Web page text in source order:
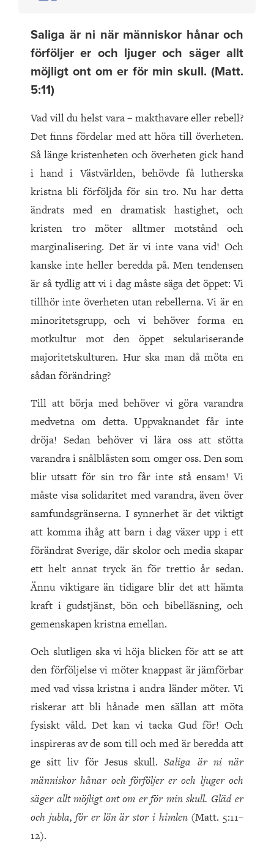
Saliga är ni när människor hånar och
förföljer er och ljuger och säger allt
möjligt ont om er för min skull. (Matt.
5:11)
Vad vill du helst vara – makthavare eller rebell?
Det finns fördelar med att höra till överheten.
Så länge kristenheten och överheten gick hand
i hand i Västvärlden, behövde få lutherska
kristna bli förföljda för sin tro. Nu har detta
ändrats med en dramatisk hastighet, och
kristen tro möter alltmer motstånd och
marginalisering. Det är vi inte vana vid! Och
kanske inte heller beredda på. Men tendensen
är så tydlig att vi i dag måste säga det öppet: Vi
tillhör inte överheten utan rebellerna. Vi är en
minoritetsgrupp, och vi behöver forma en
motkultur mot den öppet sekulariserande
majoritetskulturen. Hur ska man då möta en
sådan förändring?
Till att börja med behöver vi göra varandra
medvetna om detta. Uppvaknandet får inte
dröja! Sedan behöver vi lära oss att stötta
varandra i snålblåsten som omger oss. Den som
blir utsatt för sin tro får inte stå ensam! Vi
måste visa solidaritet med varandra, även över
samfundsgränserna. I synnerhet är det viktigt
att komma ihåg att barn i dag växer upp i ett
förändrat Sverige, där skolor och media skapar
ett helt annat tryck än för trettio år sedan.
Ännu viktigare än tidigare blir det att hämta
kraft i gudstjänst, bön och bibelläsning, och
gemenskapen kristna emellan.
Och slutligen ska vi höja blicken för att se att
den förföljelse vi möter knappast är jämförbar
med vad vissa kristna i andra länder möter. Vi
riskerar att bli hånade men sällan att möta
fysiskt våld. Det kan vi tacka Gud för! Och
inspireras av de som till och med är beredda att
ge sitt liv för Jesus skull.Saliga är ni när
människor hånar och förföljer er och ljuger och
säger allt möjligt ont om er för min skull. Gläd er
och jubla, för er lön är stor i himlen(Matt. 5:11–
12).